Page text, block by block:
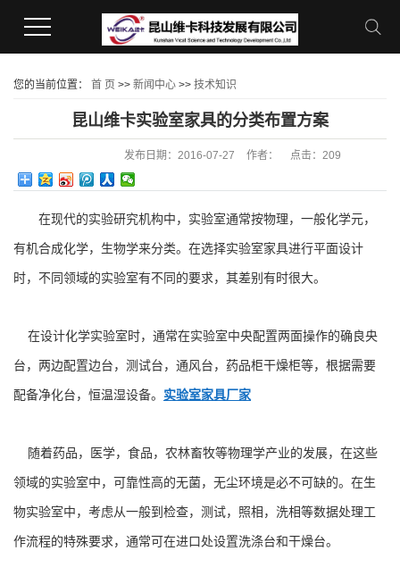
您的当前位置： 首 页 >> 新闻中心 >> 技术知识
昆山维卡实验室家具的分类布置方案
发布日期： 2016-07-27 作者： 点击： 209
在现代的实验研究机构中，实验室通常按物理，一般化学元，
有机合成化学，生物学来分类。在选择实验室家具进行平面设计
时，不同领域的实验室有不同的要求，其差别有时很大。
在设计化学实验室时，通常在实验室中央配置两面操作的确良央
台，两边配置边台，测试台，通风台，药品柜干燥柜等，根据需要
配备净化台，恒温湿设备。 实验室家具厂家
随着药品，医学，食品，农林畜牧等物理学产业的发展，在这些
领域的实验室中，可靠性高的无菌，无尘环境是必不可缺的。在生
物实验室中，考虑从一般到检查，测试，照相，洗相等数据处理工
作流程的特殊要求，通常可在进口处设置洗涤台和干燥台。